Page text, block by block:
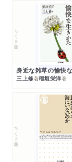
ちくま文庫
身近な雑草の愉快
三上修著稲垣栄洋著
ちくま新書